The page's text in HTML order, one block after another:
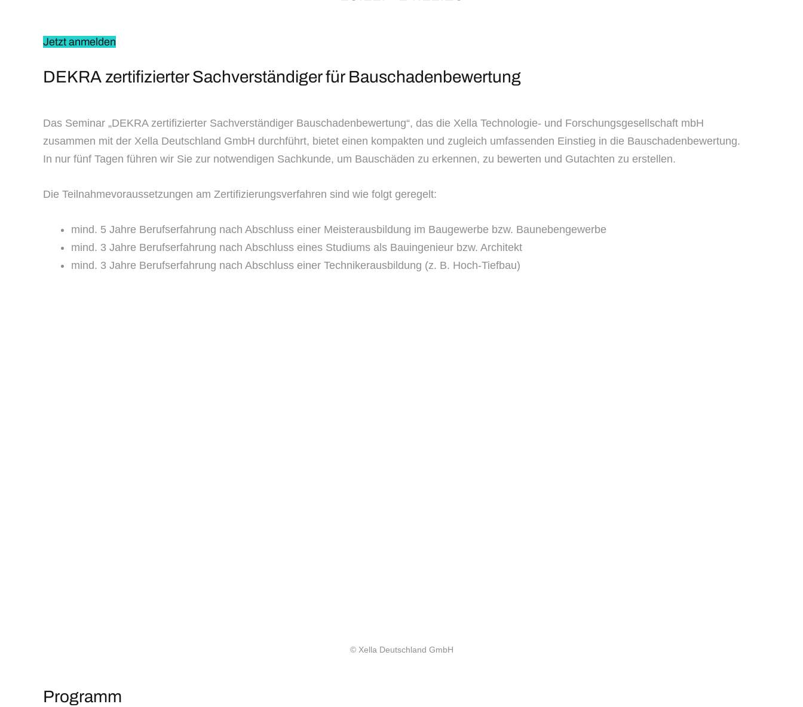
Jetzt anmelden
DEKRA zertifizierter Sachverständiger für Bauschadenbewertung
Das Seminar „DEKRA zertifizierter Sachverständiger Bauschadenbewertung“, das die Xella Technologie- und Forschungsgesellschaft mbH
zusammen mit der Xella Deutschland GmbH durchführt, bietet einen kompakten und zugleich umfassenden Einstieg in die Bauschadenbewertung.
In nur fünf Tagen führen wir Sie zur notwendigen Sachkunde, um Bauschäden zu erkennen, zu bewerten und Gutachten zu erstellen.
Die Teilnahmevoraussetzungen am Zertifizierungsverfahren sind wie folgt geregelt:
mind. 5 Jahre Berufserfahrung nach Abschluss einer Meisterausbildung im Baugewerbe bzw. Baunebengewerbe
mind. 3 Jahre Berufserfahrung nach Abschluss eines Studiums als Bauingenieur bzw. Architekt
mind. 3 Jahre Berufserfahrung nach Abschluss einer Technikerausbildung (z. B. Hoch-Tiefbau)
© Xella Deutschland GmbH
Programm